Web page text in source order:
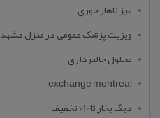
میز ناهار خوری
ویزیت پزشک عمومی در منزل مشهد
محلول خالبرداری
exchange montreal
دیگ بخار تا 10% تخفیف